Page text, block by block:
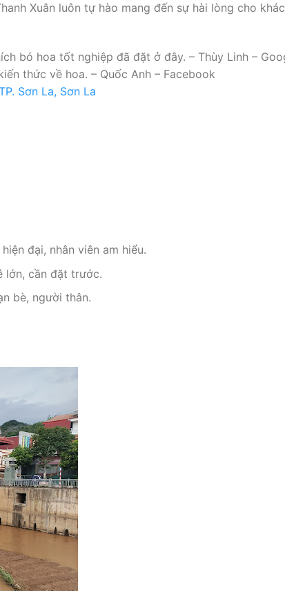
Xuân luôn tự hào mang đến sự hài lòng cho
bó hoa tốt nghiệp đã đặt ở đây. – Thùy Linh –
thức về hoa. – Quốc Anh – Facebook
Sơn La, Sơn La
đại, nhân viên am hiểu.
lớn, cần đặt trước.
bè, người thân.